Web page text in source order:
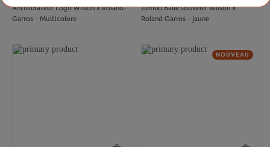
Antivibrateur Logo Wilson x Roland-
Garros - Multicolore
Jumbo Balle souvenir Wilson x
Roland Garros - jaune
NOUVEAU